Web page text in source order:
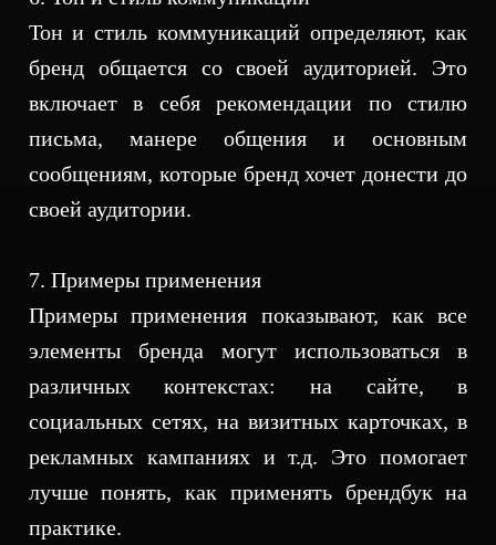
Тон и стиль коммуникаций определяют, как
бренд общается со своей аудиторией. Это
включает в себя рекомендации по стилю
письма, манере общения и основным
сообщениям, которые бренд хочет донести до
своей аудитории.
7. Примеры применения
Примеры применения показывают, как все
элементы бренда могут использоваться в
различных контекстах: на сайте, в
социальных сетях, на визитных карточках, в
рекламных кампаниях и т.д. Это помогает
лучше понять, как применять брендбук на
практике.